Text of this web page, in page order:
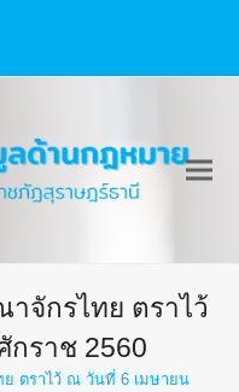
จักรไทย ตราไว้
ราช 2560
ตราไว้ ณ วันที่ 6 เมษายน